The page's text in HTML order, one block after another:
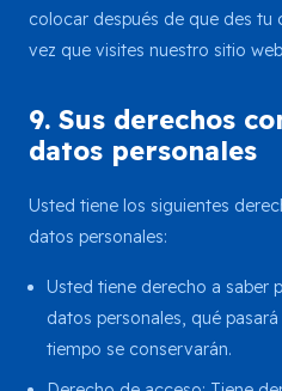
colocar después de que des tu
vez que visites nuestro sitio
9. Sus derechos
datos personales
Usted tiene los siguientes
datos personales:
Usted tiene derecho a saber
datos personales, qué
tiempo se conservarán.